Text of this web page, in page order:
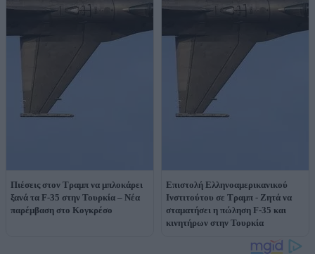
Πιέσεις στον Τραμπ να μπλοκάρει
ξανά τα F-35 στην Τουρκία – Νέα
παρέμβαση στο Κογκρέσο
Επιστολή Ελληνοαμερικανικού
Ινστιτούτου σε Τραμπ - Ζητά να
σταματήσει η πώληση F-35 και
κινητήρων στην Τουρκία